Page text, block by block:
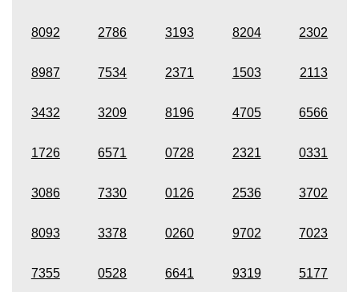
8092 2786 3193 8204 2302
8987 7534 2371 1503 2113
3432 3209 8196 4705 6566
1726 6571 0728 2321 0331
3086 7330 0126 2536 3702
8093 3378 0260 9702 7023
7355 0528 6641 9319 5177